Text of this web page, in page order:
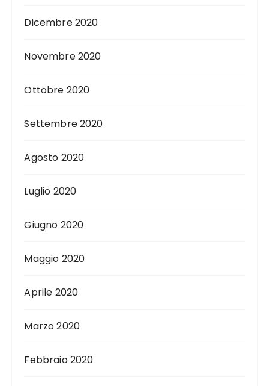
Dicembre 2020
Novembre 2020
Ottobre 2020
Settembre 2020
Agosto 2020
Luglio 2020
Giugno 2020
Maggio 2020
Aprile 2020
Marzo 2020
Febbraio 2020